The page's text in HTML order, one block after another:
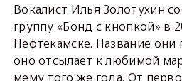
Вокалист Илья Золотухин
группу «Бонд с кнопкой» в
Нефтекамске. Название
оно отсылает к любимой
мему того же года. От